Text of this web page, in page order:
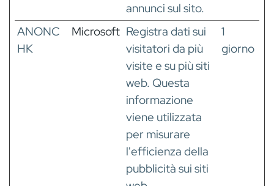
annunci sul sito.
ANONC
HK
Microsoft Registra dati sui
visitatori da più
visite e su più siti
web. Questa
informazione
viene utilizzata
per misurare
l'efficienza della
pubblicità sui siti
1
giorno